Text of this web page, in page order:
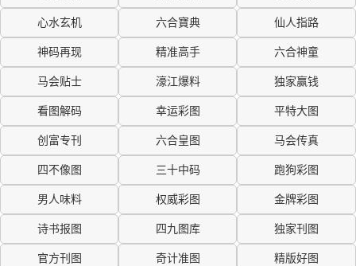
心水玄机 六合寶典 仙人指路
神码再现 精准高手 六合神童
马会贴士 濠江爆料 独家赢钱
看图解码 幸运彩图 平特大图
创富专刊 六合皇图 马会传真
四不像图 三十中码 跑狗彩图
男人味料 权威彩图 金牌彩图
诗书报图 四九图库 独家刊图
官方刊图 奇计准图 精版好图